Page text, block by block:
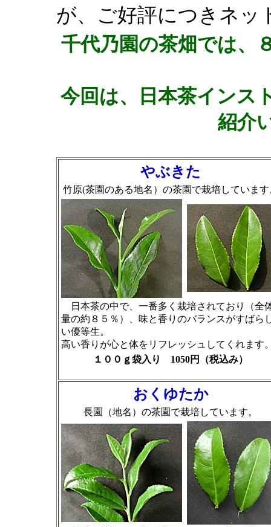
が、ご好評につきネッ
千代乃園の茶畑では、
今回は、日本茶インス
紹介
やぶきた
竹原(茶園のある地名）の茶園で栽培しています
日本茶の中で、一番多く栽培されており（全
量の約８５％）、味と香りのバランスがすばら
い優等生。
高い香りが心と体をリフレッシュしてくれます
１００ｇ袋入り 1050円（税込み）
おくゆたか
長園（地名）の茶園で栽培しています。